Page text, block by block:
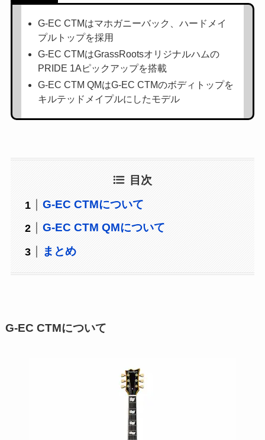
G-EC CTMはマホガニーバック、ハードメイ
プルトップを採用
G-EC CTMはGrassRootsオリジナルハムの
PRIDE 1Aピックアップを搭載
G-EC CTM QMはG-EC CTMのボディトップを
キルテッドメイプルにしたモデル
目次
G-EC CTMについて
G-EC CTM QMについて
まとめ
G-EC CTMについて